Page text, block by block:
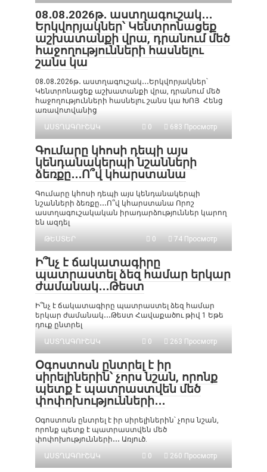
08․08․2026թ․ աստղագուշակ․․․
Երկվորյակներ՝ Կենտրոնացեք
աշխատանքի վրա, դրանում մեծ
հաջողությունների հասնելու
շանս կա
08․08․2026թ․ աստղագուշակ․․․Երկվորյակներ՝
Կենտրոնացեք աշխատանքի վրա, դրանում մեծ
հաջողությունների հասնելու շանս կա ԽՈՅ Հենց
առավոտվանից
ԱՍՏՂԱԳՈՒՇԱԿ
0 683 Просмотр
Գումարը կհոսի դեպի այս
կենդանակերպի նշանների
ձեռքը․․․Ո՞վ կհարստանա
Գումարը կհոսի դեպի այս կենդանակերպի
նշանների ձեռքը․․․Ո՞վ կհարստանա Որոշ
աստղագուշակական իրադարձություններ կարող
են ազդել
ԹԵՍՏԵՐ
0 74 Просмотр
Ի՞նչ է ճակատագիրը
պատրաստել ձեզ համար երկար
ժամանակ․․․Թեստ
Ի՞նչ է ճակատագիրը պատրաստել ձեզ համար
երկար ժամանակ․․․Թեստ Հավաքածու թիվ 1 Եթե
դուք ընտրել
ԱՍՏՂԱԳՈՒՇԱԿ
0 263 Просмотр
Օգոստոսն ընտրել է իր
սիրելիներին՝ չորս նշան, որոնք
պետք է պատրաստվեն մեծ
փոփոխությունների․․․
Օգոստոսն ընտրել է իր սիրելիներին՝ չորս նշան,
որոնք պետք է պատրաստվեն մեծ
փոփոխությունների․․․ Առյուծ.
ԱՍՏՂԱԳՈՒՇԱԿ
0 260 Просмотр